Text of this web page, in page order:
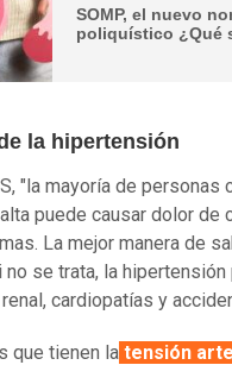
SOMP, el nuevo
poliquístico ¿Qué
la hipertensión
"la mayoría de
puede causar dolor de
La mejor manera de
no se trata, la
cardiopatías y
que tienen la tensión